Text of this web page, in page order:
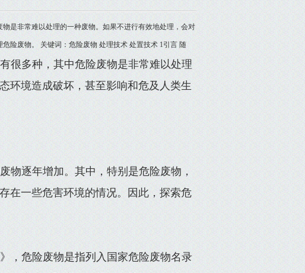
是非常难以处理的一种废物。如果不进行有效地处理，会对
险废物。 关键词：危险废物 处理技术 处置技术 1引言 随
很多种，其中危险废物是非常难以处理
环境造成破坏，甚至影响和危及人类生
物逐年增加。其中，特别是危险废物，
在一些危害环境的情况。因此，探索危
，危险废物是指列入国家危险废物名录